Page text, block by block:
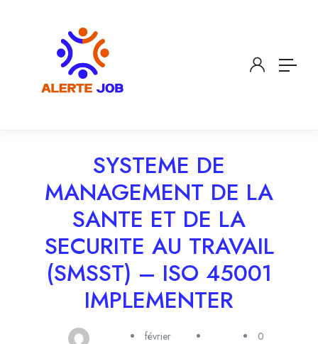
SYSTEME DE
MANAGEMENT DE LA
SANTE ET DE LA
SECURITE AU TRAVAIL
(SMSST) – ISO 45001
IMPLEMENTER
février
0